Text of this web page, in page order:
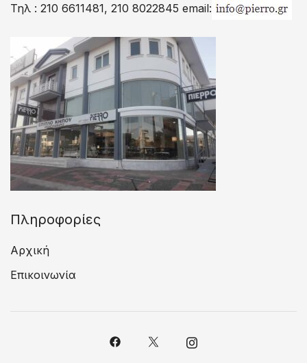
Τηλ : 210 6611481, 210 8022845 email:
Πληροφορίες
Αρχική
Επικοινωνία